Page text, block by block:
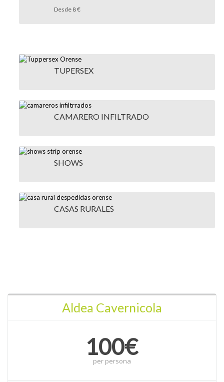
Desde 8 €
TUPERSEX
CAMARERO INFILTRADO
SHOWS
CASAS RURALES
Aldea Cavernicola
100€
per persona